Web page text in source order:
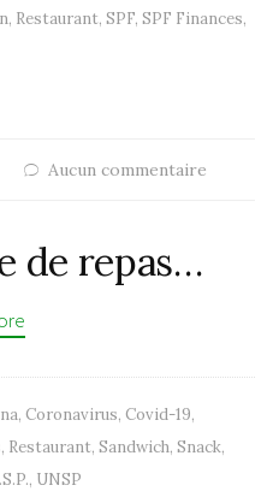
, Restaurant, SPF, SPF Finances,
Aucun commentaire
de repas…
, Coronavirus, Covid-19,
, Restaurant, Sandwich, Snack,
, UNSP